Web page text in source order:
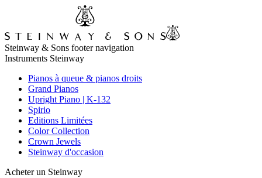
Steinway & Sons footer navigation
Instruments Steinway
Pianos à queue & pianos droits
Grand Pianos
Upright Piano | K-132
Spirio
Editions Limitées
Color Collection
Crown Jewels
Steinway d'occasion
Acheter un Steinway